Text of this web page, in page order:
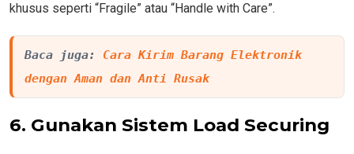
khusus seperti “Fragile” atau “Handle with Care”.
Baca juga: Cara Kirim Barang Elektronik
dengan Aman dan Anti Rusak
6. Gunakan Sistem Load Securing